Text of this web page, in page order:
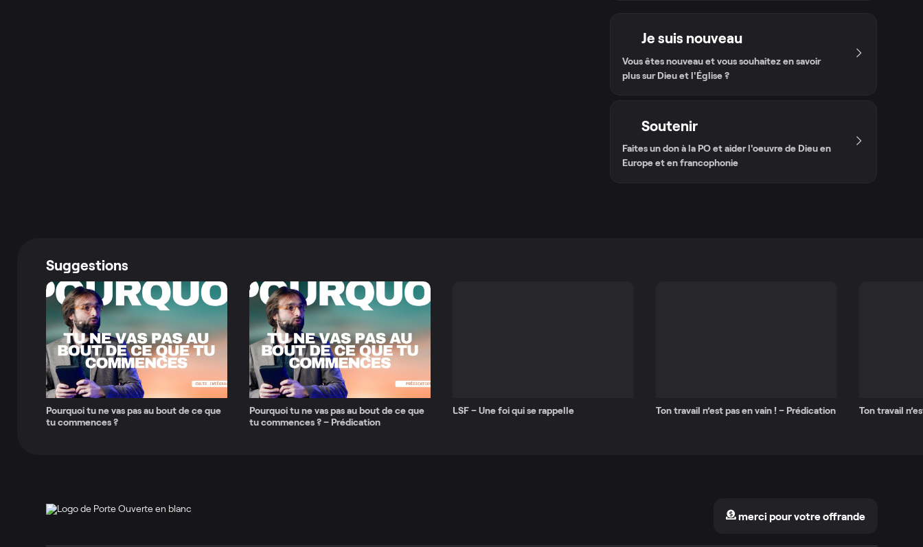
Je suis nouveau
Vous êtes nouveau et vous souhaitez en savoir
plus sur Dieu et l'Église ?
Soutenir
Faites un don à la PO et aider l'oeuvre de Dieu en
Europe et en francophonie
Suggestions
Pourquoi tu ne vas pas au bout de ce que
tu commences ?
Pourquoi tu ne vas pas au bout de ce que
tu commences ? – Prédication
LSF – Une foi qui se rappelle Ton travail n’est pas en vain ! – Prédication Ton travail
merci pour votre offrande